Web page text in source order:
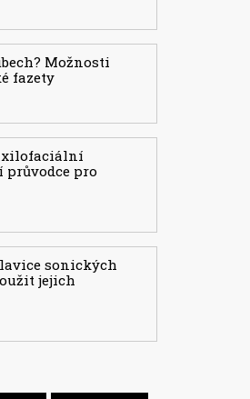
Možnosti
fazety
pro
sonických
jejich